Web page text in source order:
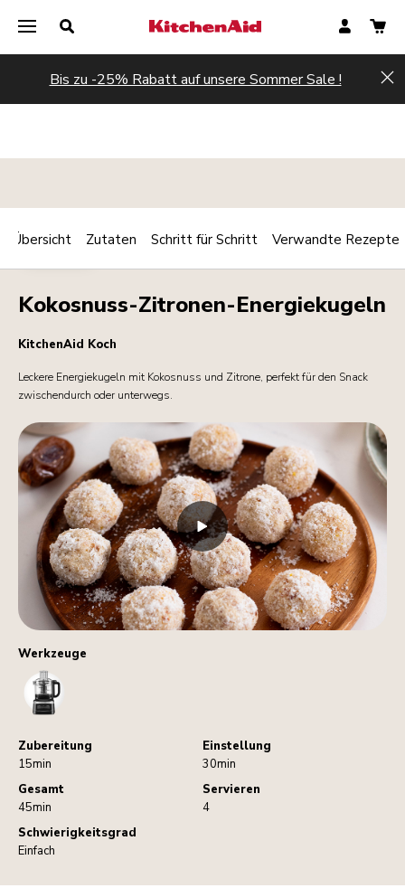
Bis zu -25% Rabatt auf unsere Sommer Sale !
Werkzeuge
FoodProcessor
Zubereitung
15min
Einstellung
30min
Gesamt
45min
Servieren
4
Schwierigkeitsgrad
Einfach
DESSERTS Print
Share
Kokosnuss-Zitronen-Energiekugeln
KitchenAid Koch
Leckere Energiekugeln mit Kokosnuss und Zitrone, perfekt für den Snack
zwischendurch oder unterwegs.
Übersicht Zutaten Schritt für Schritt Verwandte Rezepte